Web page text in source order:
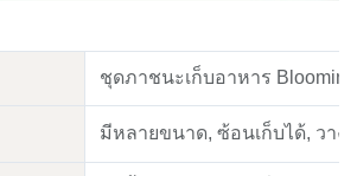
ชุดภาชนะเก็บอาหาร
มีหลายขนาด, ซ้อนเก็บได้, วา